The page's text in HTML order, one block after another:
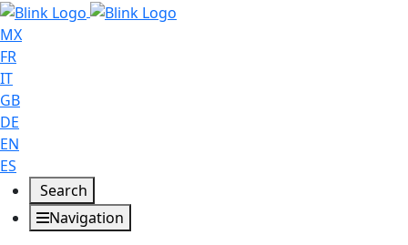
MX
FR
IT
GB
DE
EN
ES
Search
Navigation